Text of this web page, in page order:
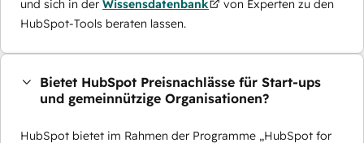
und sich in der Wissensdatenbank
von Experten zu den
HubSpot-Tools beraten lassen.
Bietet HubSpot Preisnachlässe für Start-ups
und gemeinnützige Organisationen?
HubSpot bietet im Rahmen der Programme „HubSpot for